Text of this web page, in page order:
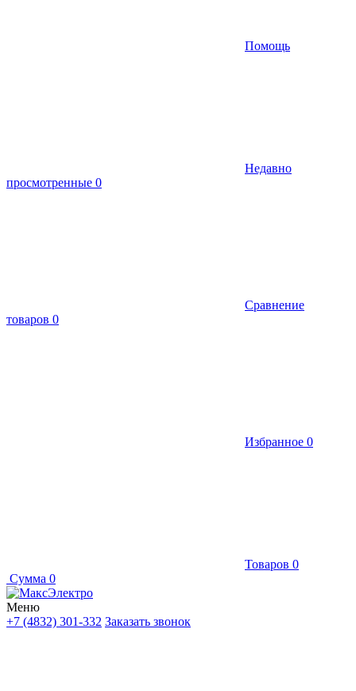
Помощь
Недавно
просмотренные 0
Сравнение
товаров 0
Избранное 0
Товаров 0
Сумма 0
Меню
+7 (4832) 301-332 Заказать звонок